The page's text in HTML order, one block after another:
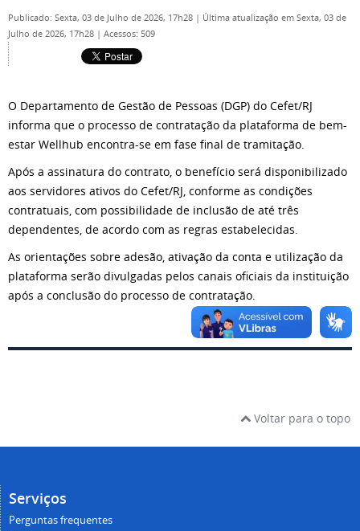
Publicado: Sexta, 03 de Julho de 2026, 17h28 | Última atualização em Sexta, 03 de
Julho de 2026, 17h28 | Acessos: 509
O Departamento de Gestão de Pessoas (DGP) do Cefet/RJ
informa que o processo de contratação da plataforma de bem-
estar Wellhub encontra-se em fase final de tramitação.
Após a assinatura do contrato, o benefício será disponibilizado
aos servidores ativos do Cefet/RJ, conforme as condições
contratuais, com possibilidade de inclusão de até três
dependentes, de acordo com as regras estabelecidas.
As orientações sobre adesão, ativação da conta e utilização da
plataforma serão divulgadas pelos canais oficiais da instituição
após a conclusão do processo de contratação.
Voltar para o topo
Serviços
Perguntas frequentes